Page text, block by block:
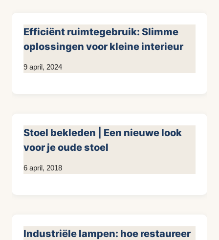
Efficiënt ruimtegebruik: Slimme
oplossingen voor kleine interieur
Door
9 april, 2024
Stoel bekleden | Een nieuwe look
voor je oude stoel
Door
6 april, 2018
Industriële lampen: hoe restaureer